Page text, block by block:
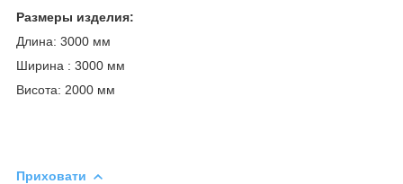
Размеры изделия:
Длина: 3000 мм
Ширина : 3000 мм
Висота: 2000 мм
Приховати